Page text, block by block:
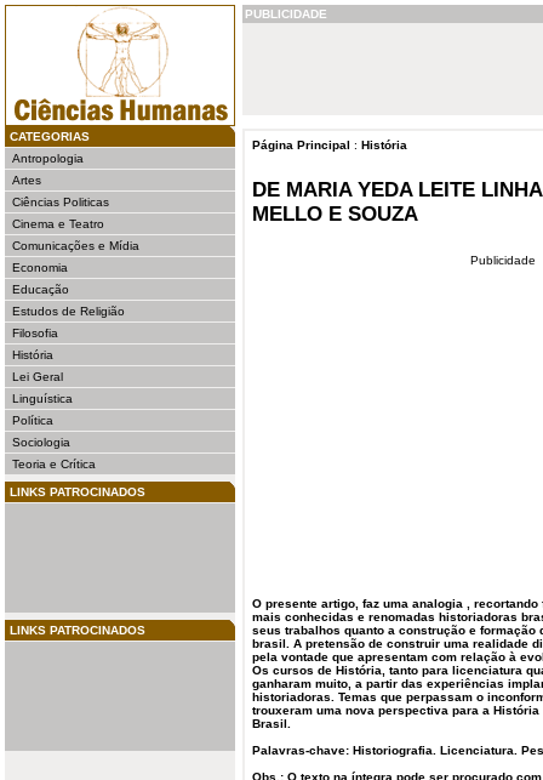
CATEGORIAS
Antropologia
Artes
Ciências Politicas
Cinema e Teatro
Comunicações e Mídia
Economia
Educação
Estudos de Religião
Filosofia
História
Lei Geral
Linguística
Política
Sociologia
Teoria e Crítica
LINKS PATROCINADOS
LINKS PATROCINADOS
PUBLICIDADE
Página Principal : História
DE MARIA YEDA LEITE
MELLO E SOUZA
Publicidade
O presente artigo, faz uma analogia ,
mais conhecidas e renomadas historiadoras
seus trabalhos quanto a construção e
brasil . A pretensão de construir uma realidade
pela vontade que apresentam com relação à
Os cursos de História, tanto para licenciatura
ganharam muito, a partir das experiências
historiadoras. Temas que perpassam o
trouxeram uma nova perspectiva para a História
Brasil.
Palavras-chave: Historiografia. Licenciatura.
Obs.: O texto na íntegra pode ser procurado